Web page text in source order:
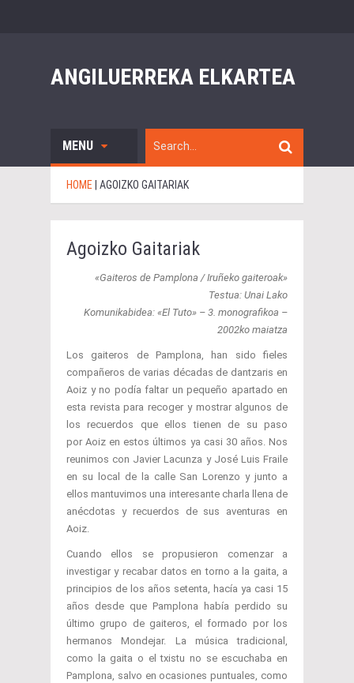
ANGILUERREKA ELKARTEA
MENU
HOME AGOIZKO GAITARIAK
Agoizko Gaitariak
«Gaiteros de Pamplona / Iruñeko gaiteroak»
Testua: Unai Lako
Komunikabidea: «El Tuto» – 3. monografikoa –
2002ko maiatza
Los gaiteros de Pamplona, han sido fieles
compañeros de varias décadas de dantzaris en
Aoiz y no podía faltar un pequeño apartado en
esta revista para recoger y mostrar algunos de
los recuerdos que ellos tienen de su paso
por Aoiz en estos últimos ya casi 30 años. Nos
reunimos con Javier Lacunza y José Luis Fraile
en su local de la calle San Lorenzo y junto a
ellos mantuvimos una interesante charla llena de
anécdotas y recuerdos de sus aventuras en
Aoiz.
Cuando ellos se propusieron comenzar a
investigar y recabar datos en torno a la gaita, a
principios de los años setenta, hacía ya casi 15
años desde que Pamplona había perdido su
último grupo de gaiteros, el formado por los
hermanos Mondejar. La música tradicional,
como la gaita o el txistu no se escuchaba en
Pamplona, salvo en ocasiones puntuales, como